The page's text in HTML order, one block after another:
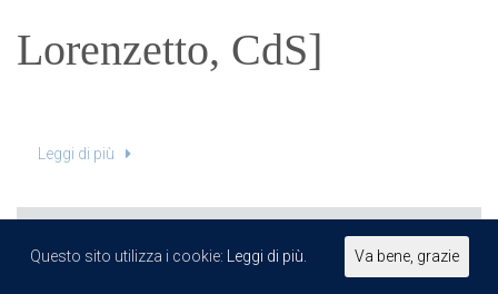
Lorenzetto, CdS]
Leggi di più
Condividi
Questo sito utilizza i cookie:
Leggi di più. Va bene, grazie